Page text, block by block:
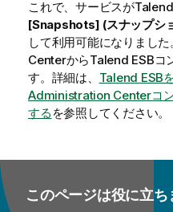
これで、サービスが
[Snapshots] (スナップシ
して利用可能になりました
CenterからTalend ESBコ
す。詳細は、 Talend ESB
Administration Centerコ
する を参照してください。
このページは役に立ち